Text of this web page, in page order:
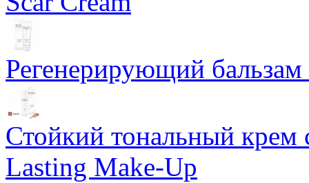
Регенерирующий
Стойкий тональный
Lasting Make-Up